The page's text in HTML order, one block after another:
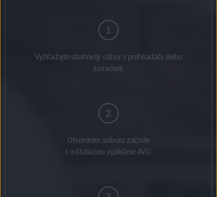
1
Vyhľadajte stiahnutý súbor v prehliadači alebo
zariadení.
2
Otvorením súboru začnite
s inštaláciou aplikácie AVG.